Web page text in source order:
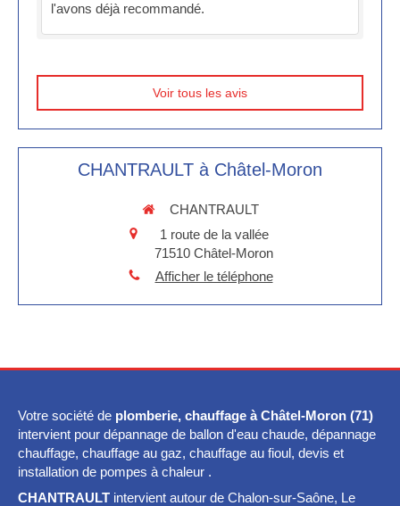
l'avons déjà recommandé.
Voir tous les avis
CHANTRAULT à Châtel-Moron
CHANTRAULT
1 route de la vallée
71510 Châtel-Moron
Afficher le téléphone
Votre société de plomberie, chauffage à Châtel-Moron (71)
intervient pour dépannage de ballon d'eau chaude, dépannage
chauffage, chauffage au gaz, chauffage au fioul, devis et
installation de pompes à chaleur .
CHANTRAULT intervient autour de Chalon-sur-Saône, Le